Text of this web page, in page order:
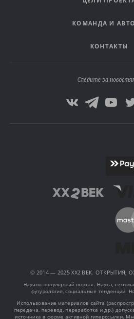
КОМАНДА И
КОНТАКТЫ
Следите за
© 2014 — 2025 XX2 ВЕК. ОТКРЫТИЯ,
Научно-популярный портал. Наука,
футурология, социальные тенденции.
Использование материалов сайта
передача, перевод, переработка и др.)
источника в форме активной гиперссылки.